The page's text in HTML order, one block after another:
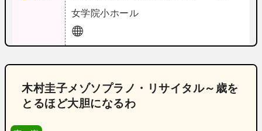
女学院小ホール
木村圭子メゾソプラノ・リサイタル～歳を
とるほど大胆になるわ